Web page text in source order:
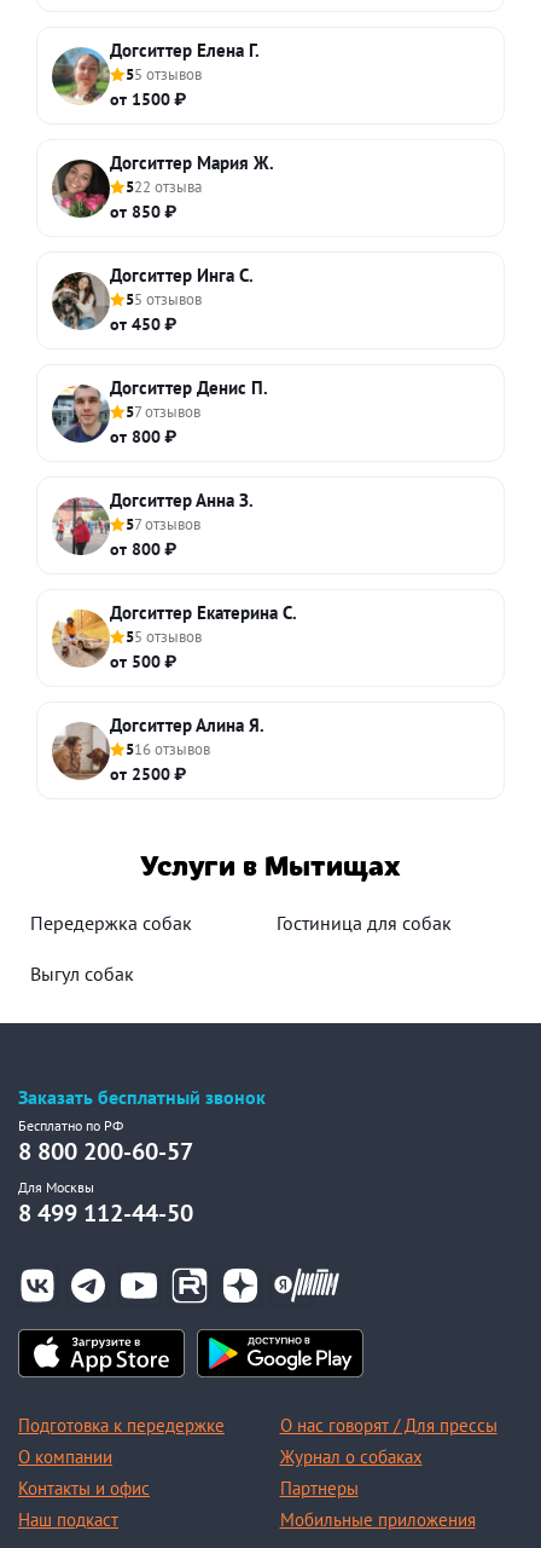
Догситтер Елена Г.
55 отзывов
от 1500 ₽
Догситтер Мария Ж.
522 отзыва
от 850 ₽
Догситтер Инга С.
55 отзывов
от 450 ₽
Догситтер Денис П.
57 отзывов
от 800 ₽
Догситтер Анна З.
57 отзывов
от 800 ₽
Догситтер Екатерина С.
55 отзывов
от 500 ₽
Догситтер Алина Я.
516 отзывов
от 2500 ₽
Услуги в Мытищах
Передержка собак Гостиница для собак
Выгул собак
Заказать бесплатный звонок
Бесплатно по РФ
8 800 200-60-57
Для Москвы
8 499 112-44-50
Подготовка к передержке
О компании
Контакты и офис
Наш подкаст
О нас говорят / Для прессы
Журнал о собаках
Партнеры
Мобильные приложения